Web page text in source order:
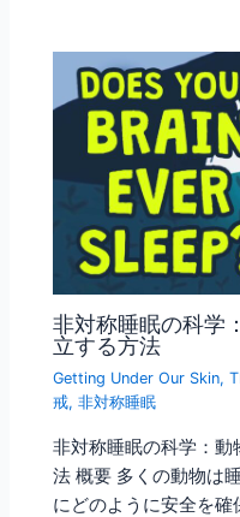
非対称睡眠の科学
立する方法
Getting Under Our Skin,
戒,非対称睡眠
非対称睡眠の科学：
法 概要 多くの動物は
にどのように安全を確